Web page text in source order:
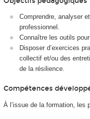
Comprendre, analyser
professionnel.
Connaître les outils
Disposer d’exercices
collectif et/ou des
de la résilience.
Compétences
À l’issue de la formation, les